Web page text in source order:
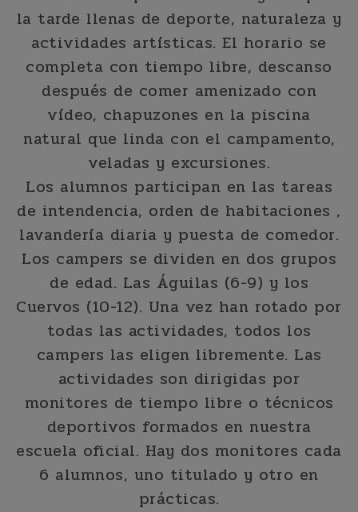
la tarde llenas de deporte, naturaleza y
actividades artísticas. El horario se
completa con tiempo libre, descanso
después de comer amenizado con
vídeo, chapuzones en la piscina
natural que linda con el campamento,
veladas y excursiones.
Los alumnos participan en las tareas
de intendencia, orden de habitaciones ,
lavandería diaria y puesta de comedor.
Los campers se dividen en dos grupos
de edad. Las Águilas (6-9) y los
Cuervos (10-12). Una vez han rotado por
todas las actividades, todos los
campers las eligen libremente. Las
actividades son dirigidas por
monitores de tiempo libre o técnicos
deportivos formados en nuestra
escuela oficial. Hay dos monitores cada
6 alumnos, uno titulado y otro en
prácticas.